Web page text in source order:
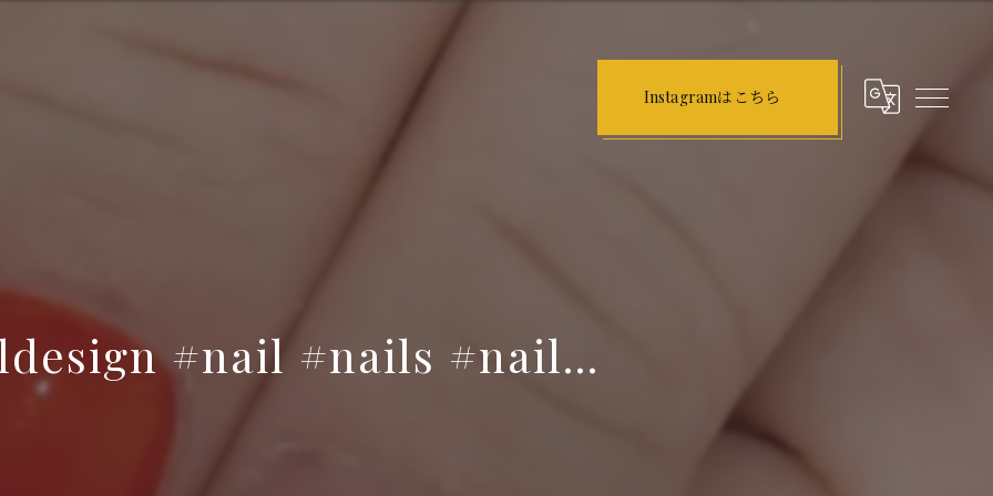
Instagramはこちら
#nail #nails #nail...